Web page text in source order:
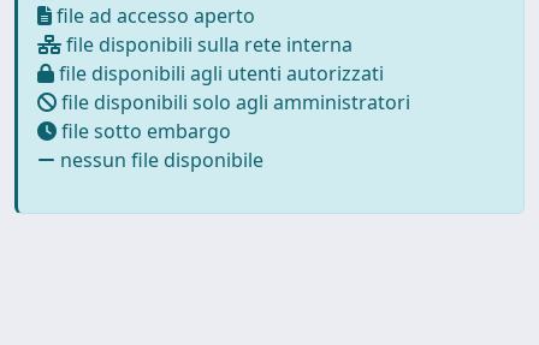
file ad accesso aperto
file disponibili sulla rete interna
file disponibili agli utenti autorizzati
file disponibili solo agli amministratori
file sotto embargo
nessun file disponibile